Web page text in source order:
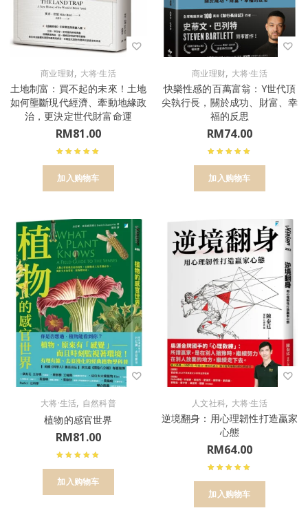
商业理财, 大将·生活
土地制富：買不起的未來！土地
如何壟斷現代經濟、牽動地緣政
治，更決定世代財富命運
RM81.00
加入购物车
商业理财, 大将·生活
快樂性感的百萬富翁：Y世代頂
尖執行長，關於成功、財富、幸
福的反思
RM74.00
加入购物车
大将·生活, 自然科普
植物的感官世界
RM81.00
加入购物车
人文社科, 大将·生活
逆境翻身：用心理韌性打造贏家
心態
RM64.00
加入购物车